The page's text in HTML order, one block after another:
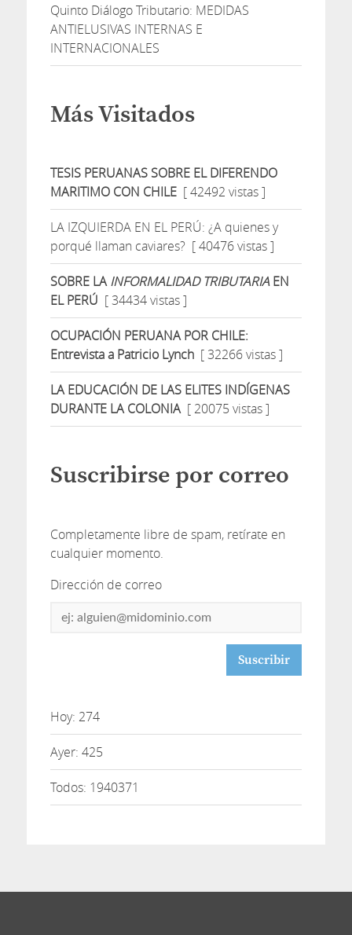
Quinto Diálogo Tributario: MEDIDAS
ANTIELUSIVAS INTERNAS E
INTERNACIONALES
Más Visitados
TESIS PERUANAS SOBRE EL DIFERENDO
MARITIMO CON CHILE[ 42492 vistas ]
LA IZQUIERDA EN EL PERÚ: ¿A quienes y
porqué llaman caviares? [ 40476 vistas ]
SOBRE LAINFORMALIDAD TRIBUTARIAEN
EL PERÚ [ 34434 vistas ]
OCUPACIÓN PERUANA POR CHILE:
Entrevista a Patricio Lynch[ 32266 vistas ]
LA EDUCACIÓN DE LAS ELITES INDÍGENAS
DURANTE LA COLONIA[ 20075 vistas ]
Suscribirse por correo
Completamente libre de spam, retírate en
cualquier momento.
Dirección de correo
Dirección
Hoy: 274
Ayer: 425
Todos: 1940371